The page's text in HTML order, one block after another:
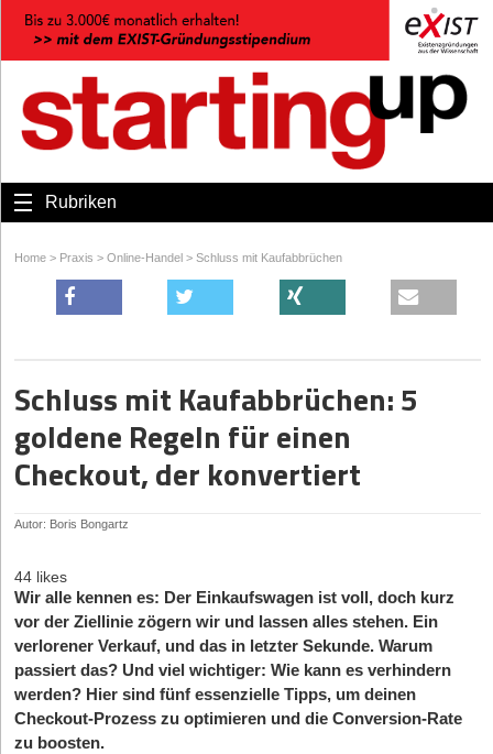
Rubriken
Home > Praxis > Online-Handel > Schluss mit Kaufabbrüchen
Schluss mit Kaufabbrüchen: 5
goldene Regeln für einen
Checkout, der konvertiert
Autor: Boris Bongartz
44 likes
Wir alle kennen es: Der Einkaufswagen ist voll, doch kurz
vor der Ziellinie zögern wir und lassen alles stehen. Ein
verlorener Verkauf, und das in letzter Sekunde. Warum
passiert das? Und viel wichtiger: Wie kann es verhindern
werden? Hier sind fünf essenzielle Tipps, um deinen
Checkout-Prozess zu optimieren und die Conversion-Rate
zu boosten.